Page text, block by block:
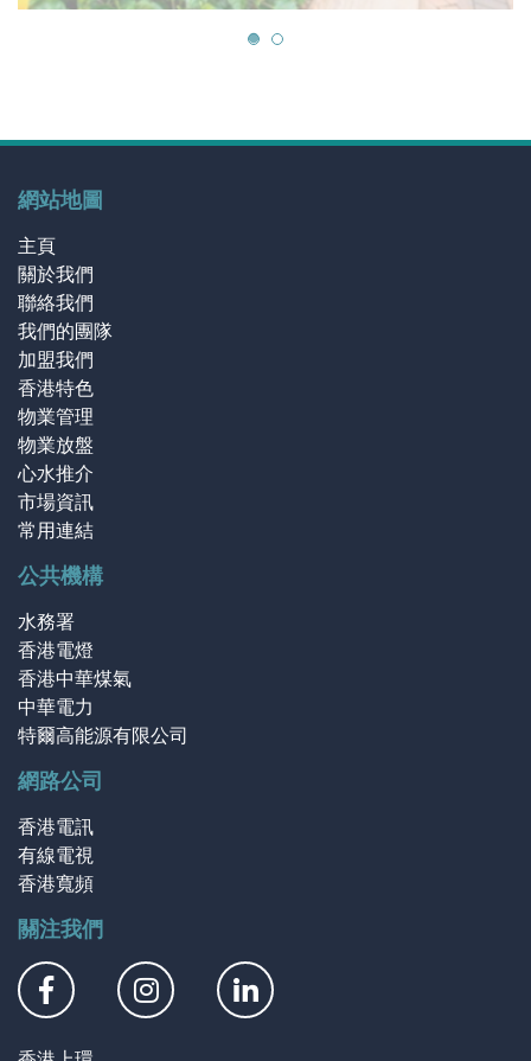
網站地圖
主頁
關於我們
聯絡我們
我們的團隊
加盟我們
香港特色
物業管理
物業放盤
心水推介
市場資訊
常用連結
公共機構
水務署
香港電燈
香港中華煤氣
中華電力
特爾高能源有限公司
網路公司
香港電訊
有線電視
香港寬頻
關注我們